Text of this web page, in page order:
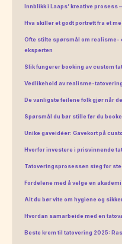
Innblikk i Laaps’ kreative
Hva skiller et godt portrett fra et
Ofte stilte spørsmål om realisme-
eksperten
Slik fungerer booking av custom
Vedlikehold av realisme-
De vanligste feilene folk gjør når
Spørsmål du bør stille før du
Unike gaveidéer: Gavekort på
Hvorfor investere i prisvinnende
Tatoveringsprosessen steg for
Fordelene med å velge en
Alt du bør vite om hygiene og
Hvordan samarbeide med en
Beste krem til tatovering 2025: